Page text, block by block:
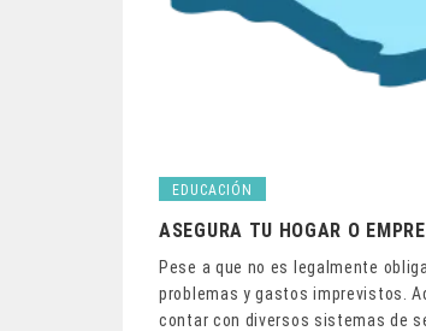
EDUCACIÓN
ASEGURA TU HOGAR O
Pese a que no es legalmente
problemas y gastos imprevistos.
contar con diversos sistemas de